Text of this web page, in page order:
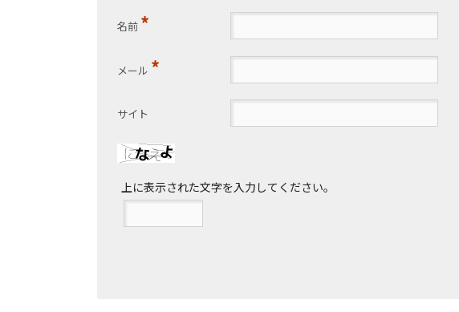
名前 *
メール *
サイト
上に表示された文字を入力してください。